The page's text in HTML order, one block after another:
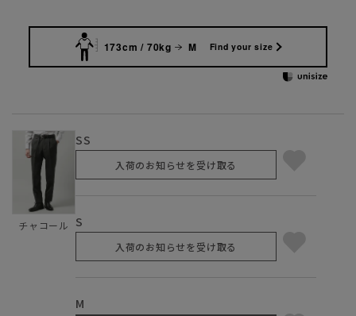
173cm / 70kg M Find your size
チャコール
SS
入荷のお知らせを受け取る
S
入荷のお知らせを受け取る
M